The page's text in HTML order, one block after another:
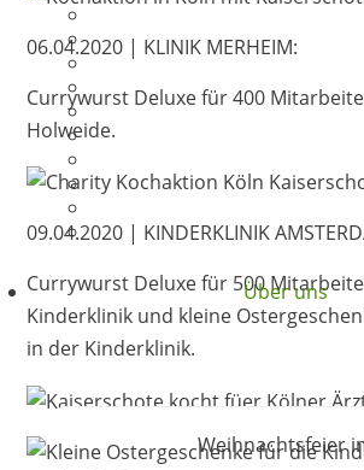
Über uns
Weihnachtsfeier
06.04.2020 | KLINIK MERHEIM:
Currywurst Deluxe für 400
Holweide.
09.04.2020 | KINDERKLINIK
Currywurst Deluxe für 500
Kinderklinik und kleine
in der Kinderklinik.